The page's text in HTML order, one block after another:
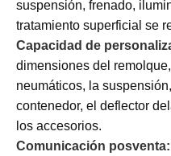
suspensión, frenado,
tratamiento superficial se
Capacidad de
dimensiones del
neumáticos, la
contenedor, el deflector
los accesorios.
Comunicación posventa: